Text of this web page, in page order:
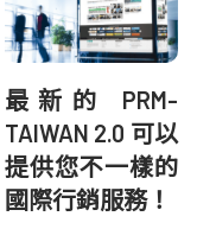
最新的 PRM-
TAIWAN 2.0 可以
提供您不一樣的
國際行銷服務！